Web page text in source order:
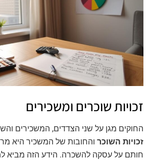
זכויות שוכרים ומשכירים
החוקים מגן על שני הצדדים, המשכירים
זכויות השוכר והחובות של המשכיר היא
חותם על עסקה להשכרה. הידע הזה מביא